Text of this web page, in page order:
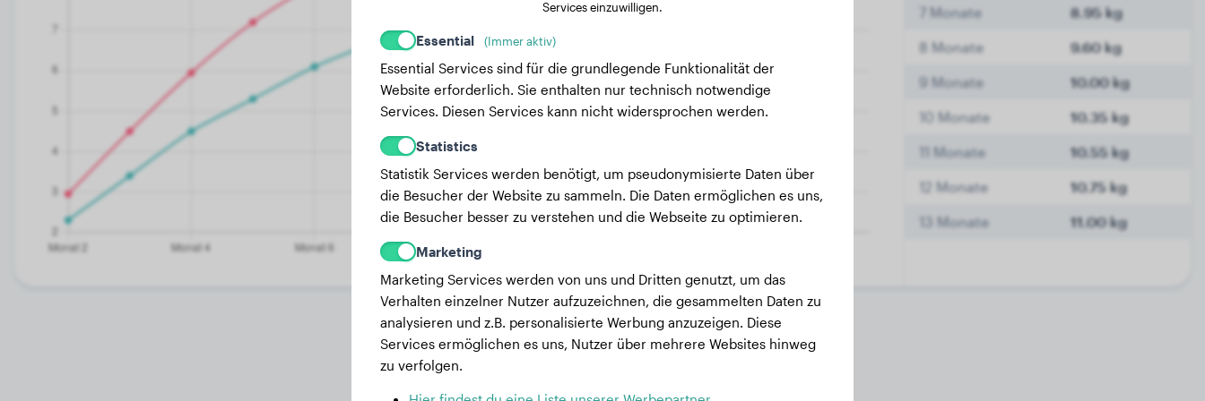
7 Monate 8.95 kg
8 Monate 9.60 kg
9 Monate 10.00 kg
10 Monate 10.35 kg
11 Monate 10.55 kg
12 Monate 10.75 kg
13 Monate 11.00 kg
Services einzuwilligen.
Essential (Immer aktiv)
Essential Services sind für die grundlegende Funktionalität der
Website erforderlich. Sie enthalten nur technisch notwendige
Services. Diesen Services kann nicht widersprochen werden.
Statistics
Statistik Services werden benötigt, um pseudonymisierte Daten über
die Besucher der Website zu sammeln. Die Daten ermöglichen es uns,
die Besucher besser zu verstehen und die Webseite zu optimieren.
Marketing
Marketing Services werden von uns und Dritten genutzt, um das
Verhalten einzelner Nutzer aufzuzeichnen, die gesammelten Daten zu
analysieren und z.B. personalisierte Werbung anzuzeigen. Diese
Services ermöglichen es uns, Nutzer über mehrere Websites hinweg
zu verfolgen.